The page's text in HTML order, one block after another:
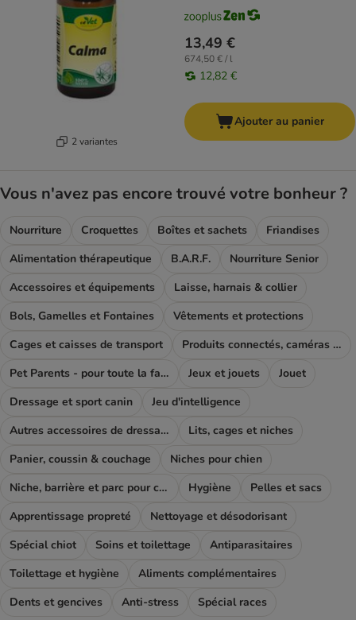
2 variantes
13,49 €
674,50 € / l
12,82 €
Ajouter au panier
Vous n'avez pas encore trouvé votre bonheur ?
Nourriture Croquettes Boîtes et sachets
Friandises
Alimentation thérapeutique
B.A.R.F.
Nourriture Senior
Accessoires et équipements
Laisse, harnais & collier
Bols, Gamelles et Fontaines
Vêtements et protections
Cages et caisses de transport
Produits connectés, caméras et GPS
Pet Parents - pour toute la famille
Jeux et jouets
Jouet
Dressage et sport canin
Jeu d'intelligence
Autres accessoires de dressage
Lits, cages et niches
Panier, coussin & couchage
Niches pour chien
Niche, barrière et parc pour chien
Hygiène
Pelles et sacs
Apprentissage propreté
Nettoyage et désodorisant
Spécial chiot
Soins et toilettage
Antiparasitaires
Toilettage et hygiène
Aliments complémentaires
Dents et gencives
Anti-stress Spécial races